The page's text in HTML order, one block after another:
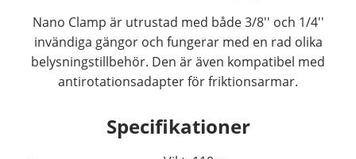
Nano Clamp är utrustad med både 3/8'' och 1/4''
invändiga gängor och fungerar med en rad olika
belysningstillbehör. Den är även kompatibel med
antirotationsadapter för friktionsarmar.
Specifikationer